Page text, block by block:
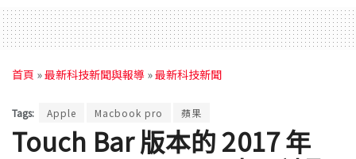
首頁 »最新科技新聞與報導 »最新科技新聞
Tags: Apple Macbook pro 蘋果
Touch Bar 版本的 2017 年